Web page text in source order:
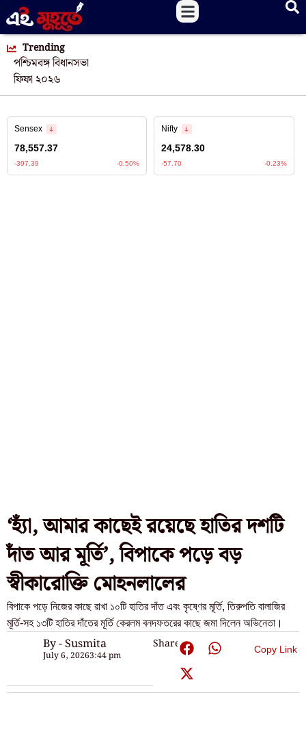
Trending
পশ্চিমবঙ্গ বিধানসভা
ফিফা ২০২৬
‘হ্যাঁ, আমার কাছেই রয়েছে হাতির দশটি
দাঁত আর মূর্তি’, বিপাকে পড়ে বড়
স্বীকারোক্তি মোহনলালের
বিপাকে পড়ে নিজের কাছে রাখা ১০টি হাতির দাঁত এবং কৃষ্ণের মূর্তি, তিরুপতি বালাজির
মূর্তি-সহ ১৩টি হাতির দাঁতের মূর্তি কেরলম বনদফতরের কাছে জমা দিলেন অভিনেতা।
By - Susmita
July 6, 20263:44 pm
Share: Copy Link